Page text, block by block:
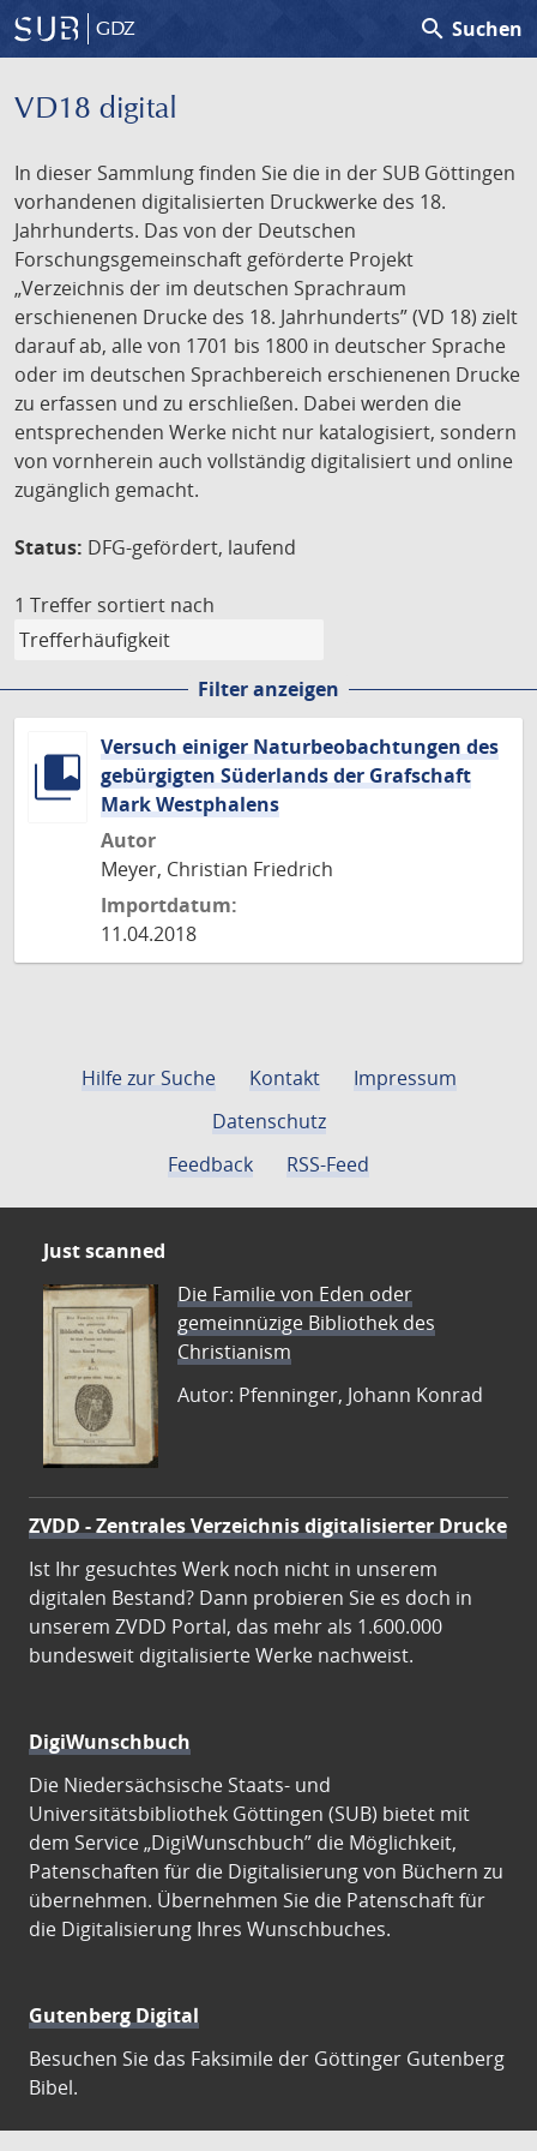
GDZ search Suchen
VD18 digital
In dieser Sammlung finden Sie die in der SUB Göttingen
vorhandenen digitalisierten Druckwerke des 18.
Jahrhunderts. Das von der Deutschen
Forschungsgemeinschaft geförderte Projekt
„Verzeichnis der im deutschen Sprachraum
erschienenen Drucke des 18. Jahrhunderts” (VD 18) zielt
darauf ab, alle von 1701 bis 1800 in deutscher Sprache
oder im deutschen Sprachbereich erschienenen Drucke
zu erfassen und zu erschließen. Dabei werden die
entsprechenden Werke nicht nur katalogisiert, sondern
von vornherein auch vollständig digitalisiert und online
zugänglich gemacht.
Status: DFG-gefördert, laufend
1 Treffer sortiert nach
Filter anzeigen
Versuch einiger Naturbeobachtungen des
gebürgigten Süderlands der Grafschaft
Mark Westphalens
Autor
Meyer, Christian Friedrich
Importdatum:
11.04.2018
Hilfe zur Suche Kontakt
Impressum
Datenschutz
Feedback
RSS-Feed
Just scanned
Die Familie von Eden oder
gemeinnüzige Bibliothek des
Christianism
Autor: Pfenninger, Johann Konrad
ZVDD - Zentrales Verzeichnis digitalisierter Drucke
Ist Ihr gesuchtes Werk noch nicht in unserem
digitalen Bestand? Dann probieren Sie es doch in
unserem ZVDD Portal, das mehr als 1.600.000
bundesweit digitalisierte Werke nachweist.
DigiWunschbuch
Die Niedersächsische Staats- und
Universitätsbibliothek Göttingen (SUB) bietet mit
dem Service „DigiWunschbuch” die Möglichkeit,
Patenschaften für die Digitalisierung von Büchern zu
übernehmen. Übernehmen Sie die Patenschaft für
die Digitalisierung Ihres Wunschbuches.
Gutenberg Digital
Besuchen Sie das Faksimile der Göttinger Gutenberg
Bibel.